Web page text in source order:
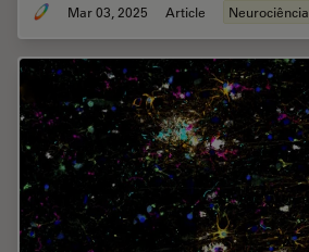
Mar 03, 2025 Article Neurociência